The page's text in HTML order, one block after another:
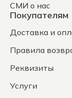
СМИ о нас
Покупателям
Доставка и
Правила
Реквизиты
Услуги